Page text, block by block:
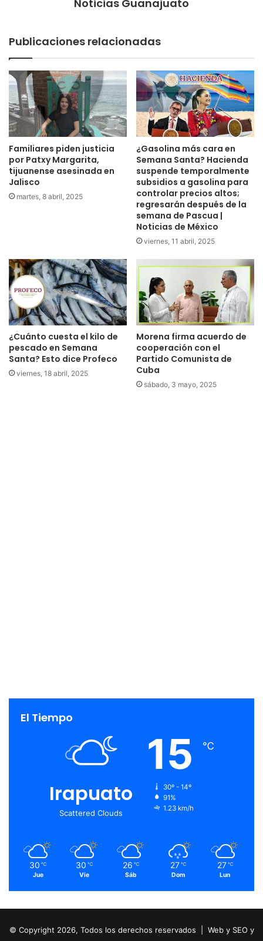
Noticias Guanajuato
Publicaciones relacionadas
Familiares piden justicia
por Patxy Margarita,
tijuanense asesinada en
Jalisco
martes, 8 abril, 2025
¿Gasolina más cara en
Semana Santa? Hacienda
suspende temporalmente
subsidios a gasolina para
controlar precios altos;
regresarán después de la
semana de Pascua |
Noticias de México
viernes, 11 abril, 2025
¿Cuánto cuesta el kilo de
pescado en Semana
Santa? Esto dice Profeco
viernes, 18 abril, 2025
Morena firma acuerdo de
cooperación con el
Partido Comunista de
Cuba
sábado, 3 mayo, 2025
El Tiempo
Irapuato
Scattered Clouds
15 ℃
30º - 14º
91%
1.23 km/h
30 ℃
Jue
30 ℃
Vie
26 ℃
Sáb
27 ℃
Dom
27 ℃
Lun
© Copyright 2026, Todos los derechos reservados | Web y SEO y